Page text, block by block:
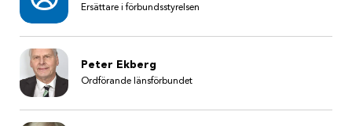
Ersättare i förbundsstyrelsen
Peter Ekberg
Ordförande länsförbundet